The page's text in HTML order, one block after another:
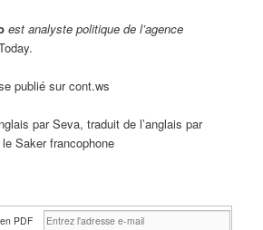
est analyste politique de l’agence
publié sur cont.ws
par Seva, traduit de l’anglais par
Saker francophone
PDF